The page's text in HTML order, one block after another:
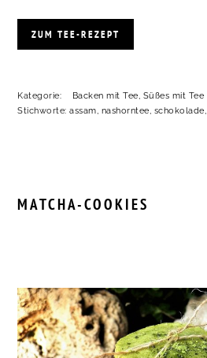
ZUM TEE-REZEPT
Kategorie: Backen mit Tee, Süßes mit Tee
Stichworte:assam, nashorntee, schokolade,
MATCHA-COOKIES